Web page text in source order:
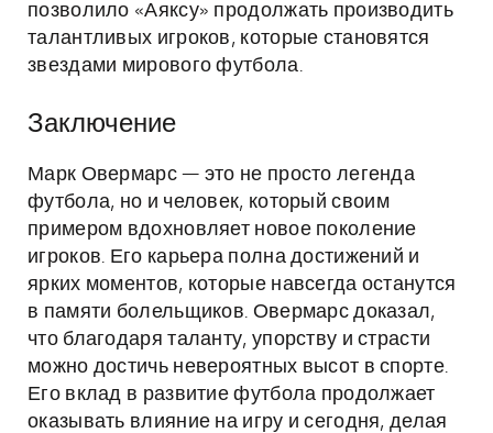
позволило «Аяксу» продолжать производить
талантливых игроков, которые становятся
звездами мирового футбола.
Заключение
Марк Овермарс — это не просто легенда
футбола, но и человек, который своим
примером вдохновляет новое поколение
игроков. Его карьера полна достижений и
ярких моментов, которые навсегда останутся
в памяти болельщиков. Овермарс доказал,
что благодаря таланту, упорству и страсти
можно достичь невероятных высот в спорте.
Его вклад в развитие футбола продолжает
оказывать влияние на игру и сегодня, делая